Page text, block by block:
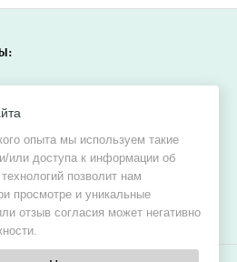
опыта мы используем такие
или доступа к информации об
позволит нам
просмотре и уникальные
отзыв согласия может негативно